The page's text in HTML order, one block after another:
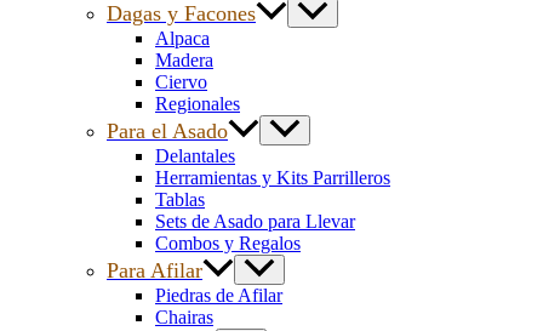
Dagas y Facones
Alpaca
Madera
Ciervo
Regionales
Para el Asado
Delantales
Herramientas y Kits Parrilleros
Tablas
Sets de Asado para Llevar
Combos y Regalos
Para Afilar
Piedras de Afilar
Chairas